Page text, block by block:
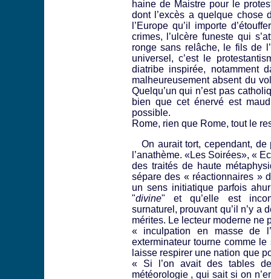
haine de Maistre pour le
dont l’excès a quelque
l’Europe qu’il importe
crimes, l’ulcère funeste qui
ronge sans relâche, le fils de
universel, c’est le
diatribe inspirée, notamment
malheureusement absent du
Quelqu’un qui n’est pas
bien que cet énervé est
possible.
Rome, rien que Rome, tout le
On aurait tort, cependant, de
l’anathème. «Les Soirées», «
des traités de haute
sépare des « réactionnaires »
un sens initiatique parfois
"divine" et qu’elle est
surnaturel, prouvant qu’il n’y a
mérites. Le lecteur moderne ne
« inculpation en masse de
exterminateur tourne comme
laisse respirer une nation que
« Si l’on avait des tables
météorologie , qui sait si on